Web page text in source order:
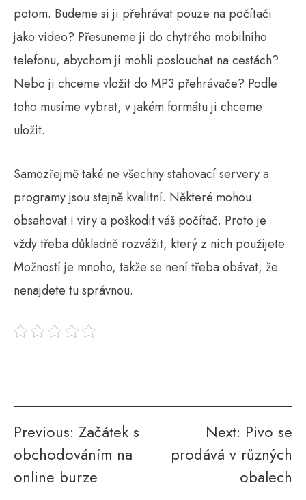
potom. Budeme si ji přehrávat pouze na počítači
jako video? Přesuneme ji do chytrého mobilního
telefonu, abychom ji mohli poslouchat na cestách?
Nebo ji chceme vložit do MP3 přehrávače? Podle
toho musíme vybrat, v jakém formátu ji chceme
uložit.
Samozřejmě také ne všechny stahovací servery a
programy jsou stejně kvalitní. Některé mohou
obsahovat i viry a poškodit váš počítač. Proto je
vždy třeba důkladně rozvážit, který z nich použijete.
Možností je mnoho, takže se není třeba obávat, že
nenajdete tu správnou.
Navigace
pro
příspěvek
Previous: Začátek s
obchodováním na
online burze
Next: Pivo se
prodává v různých
obalech